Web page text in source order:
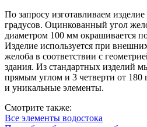
угол
90°/135°,
покрытие
RAL
(порошок)
По запросу изготавливаем
градусов. Оцинкованный угол
диаметром 100 мм окрашивается
Изделие используется при
желоба в соответствии с
здания. Из стандартных изделий
прямым углом и 3 четверти от 180
и уникальные элементы.
Смотрите также:
Все элементы водостока